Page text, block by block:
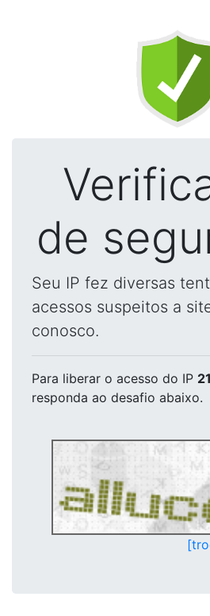
de
Seu IP fez diversas
acessos suspeitos a
conosco.
Para liberar o acesso do IP
responda ao desafio abaixo.